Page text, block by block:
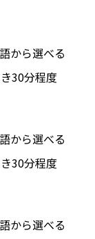
から選べる
30分程度
から選べる
30分程度
から選べる